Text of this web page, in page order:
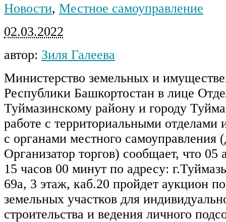
Новости, Местное самоуправление
02.03.2022
автор: Зиля Галеева
Министерство земельных и
Республики Башкортостан в лице
Туймазинскому району и городу
работе с территориальными отделами
с органами местного самоуправления
Организатор торгов) сообщает, что 05
15 часов 00 минут по адресу:
69а, 3 этаж, каб.20 пройдет аукцион
земельных участков для
строительства и ведения личного